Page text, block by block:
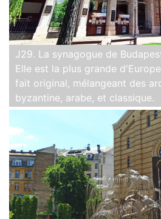
J29. La synagogue de
Elle est la plus grande
fait original, mélangeant des
byzantine, arabe, et classique.